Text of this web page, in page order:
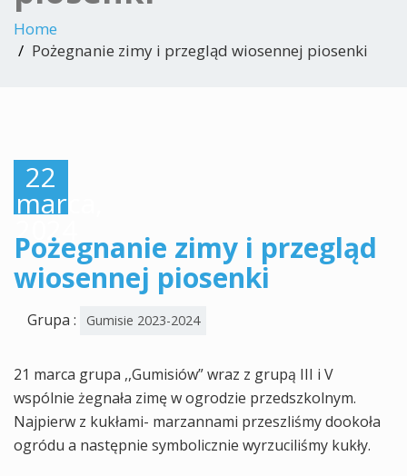
Home
Pożegnanie zimy i przegląd wiosennej piosenki
22
marca,
2024
Pożegnanie zimy i przegląd
wiosennej piosenki
Grupa : Gumisie 2023-2024
21 marca grupa ,,Gumisiów” wraz z grupą III i V
wspólnie żegnała zimę w ogrodzie przedszkolnym.
Najpierw z kukłami- marzannami przeszliśmy dookoła
ogródu a następnie symbolicznie wyrzuciliśmy kukły.